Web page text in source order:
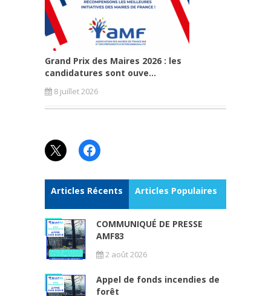
Grand Prix des Maires 2026 : les
candidatures sont ouve...
8 juillet 2026
X Facebook
Articles Récents Articles Populaires
COMMUNIQUÉ DE PRESSE
AMF83
2 août 2026
Appel de fonds incendies de
forêt